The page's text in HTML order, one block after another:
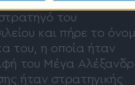
του
και πήρε το
του, η οποία ήταν
του Μέγα
ήταν στρατηγικής